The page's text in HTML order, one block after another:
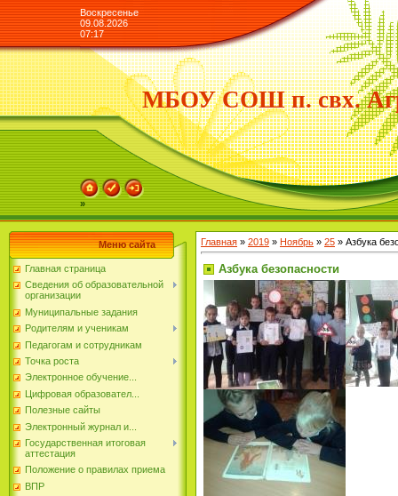
Воскресенье
09.08.2026
07:17
МБОУ СОШ п. свх.
»
Меню сайта
Главная страница
Сведения об образовательной
организации
Муниципальные задания
Родителям и ученикам
Педагогам и сотрудникам
Точка роста
Электронное обучение...
Цифровая образовател...
Полезные сайты
Электронный журнал и...
Государственная итоговая
аттестация
Положение о правилах приема
ВПР
Главная » 2019 » Ноябрь » 25 » Азбука
Азбука безопасности